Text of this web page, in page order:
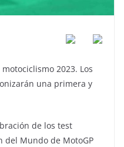
2023. Los
una primera y
de los test
del Mundo de MotoGP